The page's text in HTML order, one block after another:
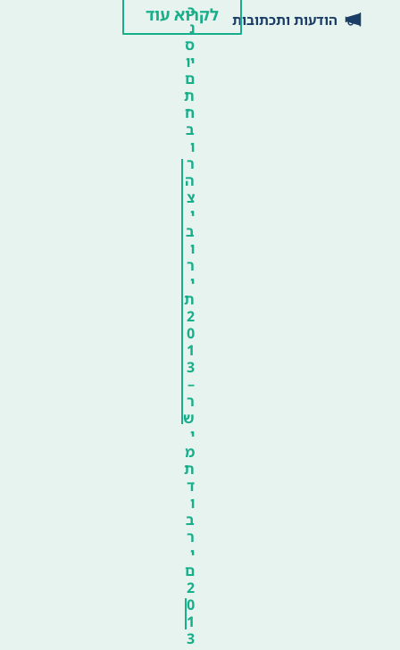
הודעות ותכתובות
כ
נ
ס
יו
ם
ת
ח
ב
ו
ר
ה
צ
י
ב
ו
ר
י
ת
2
0
1
3
–
ר
ש
י
מ
ת
ד
ו
ב
ר
י
ם
2
0
1
3
לקרוא עוד